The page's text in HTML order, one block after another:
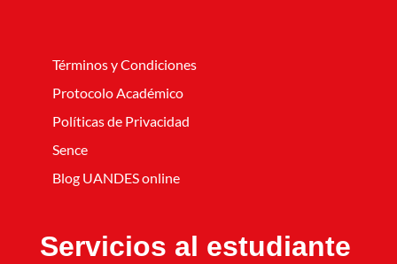
Términos y Condiciones
Protocolo Académico
Políticas de Privacidad
Sence
Blog UANDES online
Servicios al estudiante